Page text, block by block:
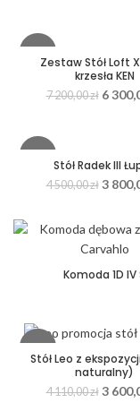
HOT
Zestaw Stół Loft
krzesła KEN
7 200,00zł 6
Stół Radek III
4 500,00zł 3
Komoda 1D IV
-12%
Stół Leo z
naturalny)
4 110,00zł 3